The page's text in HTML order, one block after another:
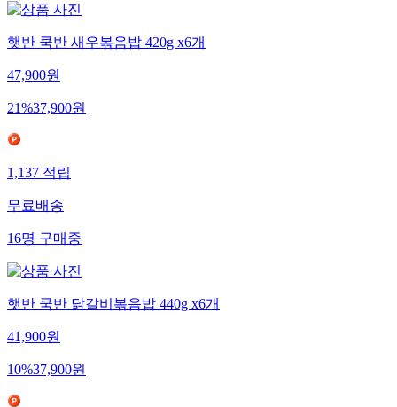
햇반 쿡반 새우볶음밥 420g x6개
47,900원
21%37,900원
1,137적립
무료배송
16명구매중
햇반 쿡반 닭갈비볶음밥 440g x6개
41,900원
10%37,900원